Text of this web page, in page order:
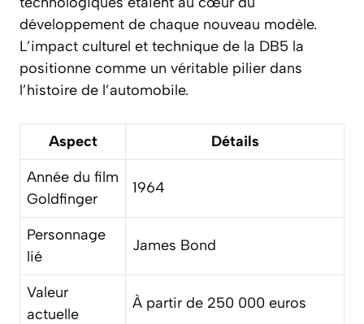
développement de chaque nouveau modèle.
L’impact culturel et technique de la DB5 la
positionne comme un véritable pilier dans
l’histoire de l’automobile.
Aspect
Détails
Année du film
Goldfinger
1964
Personnage
lié
James Bond
Valeur
actuelle
À partir de 250 000 euros